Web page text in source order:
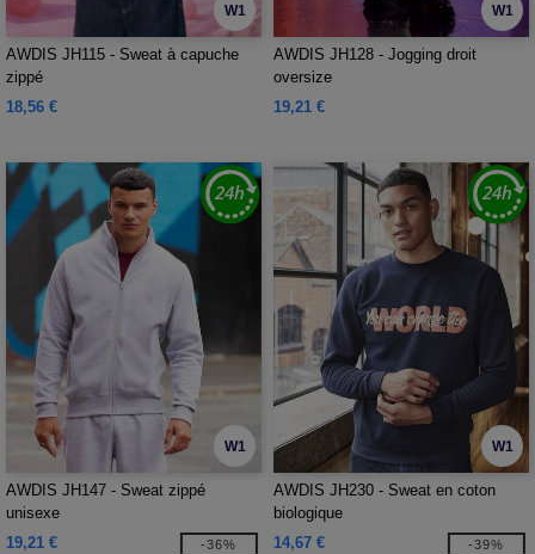
W1
AWDIS JH115 - Sweat à capuche
zippé
18,56 €
W1
AWDIS JH128 - Jogging droit
oversize
19,21 €
W1
AWDIS JH147 - Sweat zippé
unisexe
19,21 €
-36%
W1
AWDIS JH230 - Sweat en coton
biologique
14,67 €
-39%